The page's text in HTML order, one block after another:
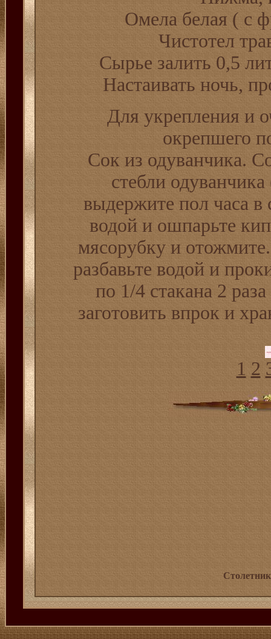
Омела белая ( с
Чистотел
Сырье залить 0,5
Настаивать ночь,
Для укрепления и
окрепшего
Сок из одуванчика.
стебли
выдержите пол часа в
водой и ошпарьте
мясорубку и
разбавьте водой и
по 1/4 стакана 2
заготовить впрок и
1 2